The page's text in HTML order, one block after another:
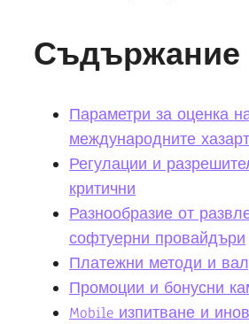
Съдържание
Параметри за оценка
международните
Регулации и
критични
Разнообразие от
софтуерни провайдъри
Платежни методи и
Промоции и бонусни
Mobile изпитване и